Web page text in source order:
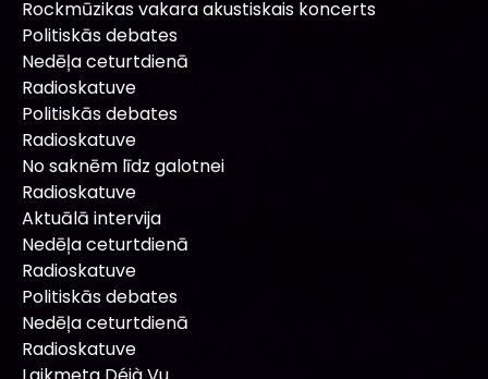
Rockmūzikas vakara akustiskais koncerts
Politiskās debates
Nedēļa ceturtdienā
Radioskatuve
Politiskās debates
Radioskatuve
No saknēm līdz galotnei
Radioskatuve
Aktuālā intervija
Nedēļa ceturtdienā
Radioskatuve
Politiskās debates
Nedēļa ceturtdienā
Radioskatuve